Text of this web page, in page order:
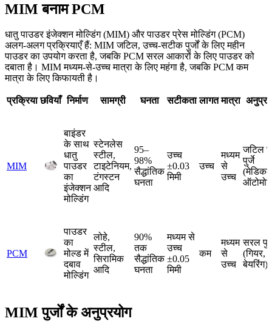
MIM बनाम PCM
धातु पाउडर इंजेक्शन मोल्डिंग (MIM) और पाउडर प्रेस मोल्डिंग (PCM)
अलग-अलग प्रक्रियाएँ हैं: MIM जटिल, उच्च-सटीक पुर्जों के लिए महीन
पाउडर का उपयोग करता है, जबकि PCM सरल आकारों के लिए पाउडर को
दबाता है। MIM मध्यम-से-उच्च मात्रा के लिए महंगा है, जबकि PCM कम
मात्रा के लिए किफायती है।
प्रक्रिया छवियाँ निर्माण सामग्री घनता सटीकता लागत मात्रा
MIM
बाइंडर
के साथ
धातु
पाउडर
का
इंजेक्शन
मोल्डिंग
स्टेनलेस
स्टील,
टाइटेनियम,
टंगस्टन
आदि
95–
98%
सैद्धांतिक
घनता
उच्च
±0.03
मिमी
उच्च
मध्यम
से
उच्च
जटिल
पुर्जे
PCM
पाउडर
का
मोल्ड में
दबाव
मोल्डिंग
लोहे,
स्टील,
सिरामिक
आदि
90%
तक
सैद्धांतिक
घनता
मध्यम से
उच्च
±0.05
मिमी
कम
मध्यम
से
उच्च
सरल
(गियर,
बेयरिंग)
MIM पुर्जों के अनुप्रयोग